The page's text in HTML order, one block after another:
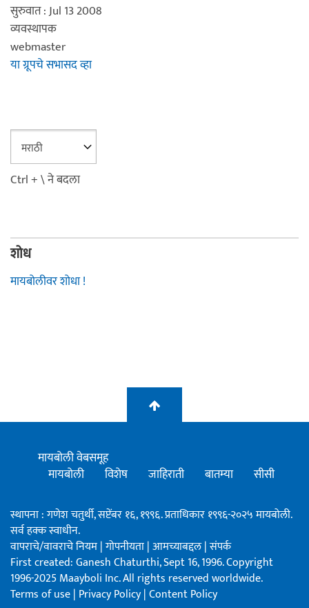
सुरुवात : Jul 13 2008
व्यवस्थापक
webmaster
या ग्रूपचे सभासद व्हा
Ctrl + \ ने बदला
शोध
मायबोलीवर शोधा !
मायबोली वेबसमूह
मायबोली
विशेष जाहिराती बातम्या सीसी
स्थापना : गणेश चतुर्थी, सप्टेंबर १६, १९९६. प्रताधिकार १९९६-२०२५ मायबोली.
सर्व हक्क स्वाधीन.
वापराचे/वावराचे नियम|गोपनीयता|आमच्याबद्दल|संपर्क
First created: Ganesh Chaturthi, Sept 16, 1996. Copyright
1996-2025 Maayboli Inc. All rights reserved worldwide.
Terms of use| Privacy Policy|Content Policy